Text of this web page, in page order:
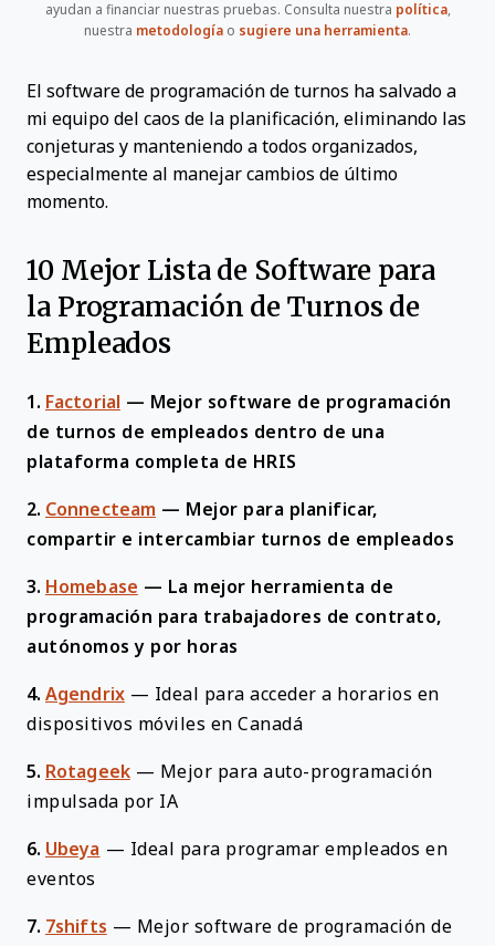
ayudan a financiar nuestras pruebas. Consulta nuestra política,
nuestra metodología o sugiere una herramienta.
El software de programación de turnos ha salvado a
mi equipo del caos de la planificación, eliminando las
conjeturas y manteniendo a todos organizados,
especialmente al manejar cambios de último
momento.
10 Mejor Lista de Software para
la Programación de Turnos de
Empleados
1. Factorial — Mejor software de programación
de turnos de empleados dentro de una
plataforma completa de HRIS
2. Connecteam — Mejor para planificar,
compartir e intercambiar turnos de empleados
3. Homebase — La mejor herramienta de
programación para trabajadores de contrato,
autónomos y por horas
4. Agendrix — Ideal para acceder a horarios en
dispositivos móviles en Canadá
5. Rotageek — Mejor para auto-programación
impulsada por IA
6. Ubeya — Ideal para programar empleados en
eventos
7. 7shifts — Mejor software de programación de